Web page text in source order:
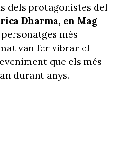
dels protagonistes del
Dharma, en Mag
més
van fer vibrar el
que els més
durant anys.